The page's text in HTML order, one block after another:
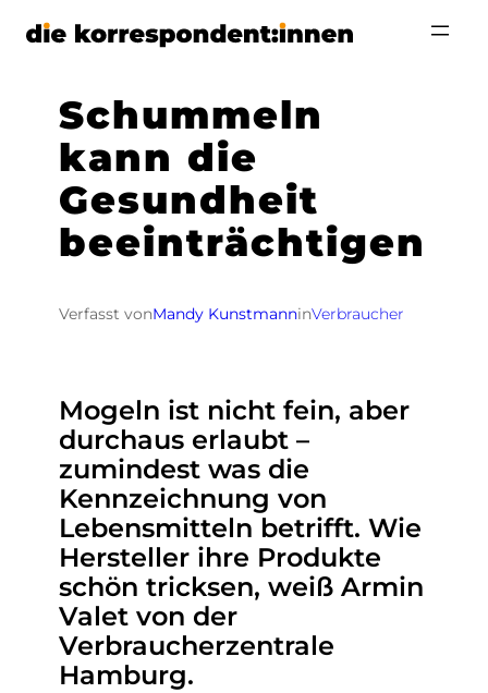
Zum
Schummeln
kann die
Gesundheit
beeinträchtigen
Verfasst vonMandy KunstmanninVerbraucher
Mogeln ist nicht fein, aber
durchaus erlaubt –
zumindest was die
Kennzeichnung von
Lebensmitteln betrifft. Wie
Hersteller ihre Produkte
schön tricksen, weiß Armin
Valet von der
Verbraucherzentrale
Hamburg.